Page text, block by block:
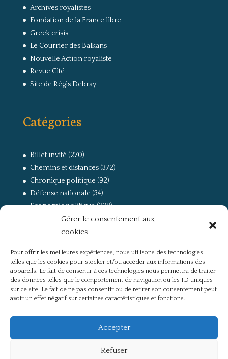
Gérer le consentement aux
cookies
Pour offrir les meilleures expériences, nous utilisons des technologies
telles que les cookies pour stocker et/ou accéder aux informations des
appareils. Le fait de consentir à ces technologies nous permettra de traiter
des données telles que le comportement de navigation ou les ID uniques
sur ce site. Le fait de ne pas consentir ou de retirer son consentement peut
avoir un effet négatif sur certaines caractéristiques et fonctions.
Accepter
Refuser
Archives royalistes
Fondation de la France libre
Greek crisis
Le Courrier des Balkans
Nouvelle Action royaliste
Revue Cité
Site de Régis Debray
Catégories
Billet invité (270)
Chemins et distances(372)
Chronique politique (92)
Défense nationale (34)
Economie politique(238)
(168)
La guerre, la Résistance et la Déportation
Non classé(42)
Partis politiques, intelligentsia, médias(750)
Présentation(4)
Références(57)